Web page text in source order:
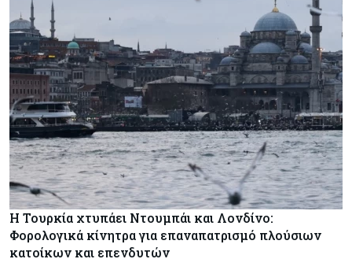
Η Τουρκία χτυπάει Ντουμπάι και Λονδίνο:
Φορολογικά κίνητρα για επαναπατρισμό πλούσιων
κατοίκων και επενδυτών